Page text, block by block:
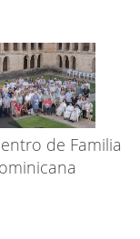
de Familia